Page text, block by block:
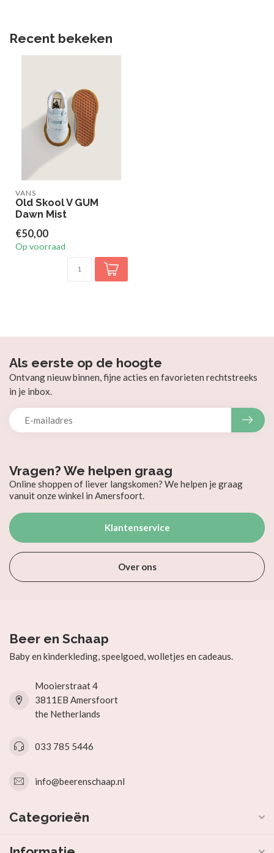
Recent bekeken
VANS
Old Skool V GUM
Dawn Mist
€50,00
Op voorraad
Vragen? We helpen graag
Online shoppen of liever langskomen? We helpen je graag
vanuit onze winkel in Amersfoort.
Klantenservice
Over ons
Als eerste op de hoogte
Ontvang nieuw binnen, fijne acties en favorieten rechtstreeks
in je inbox.
Beer en Schaap
Baby en kinderkleding, speelgoed, wolletjes en cadeaus.
Mooierstraat 4
3811EB Amersfoort
the Netherlands
033 785 5446
info@beerenschaap.nl
Categorieën